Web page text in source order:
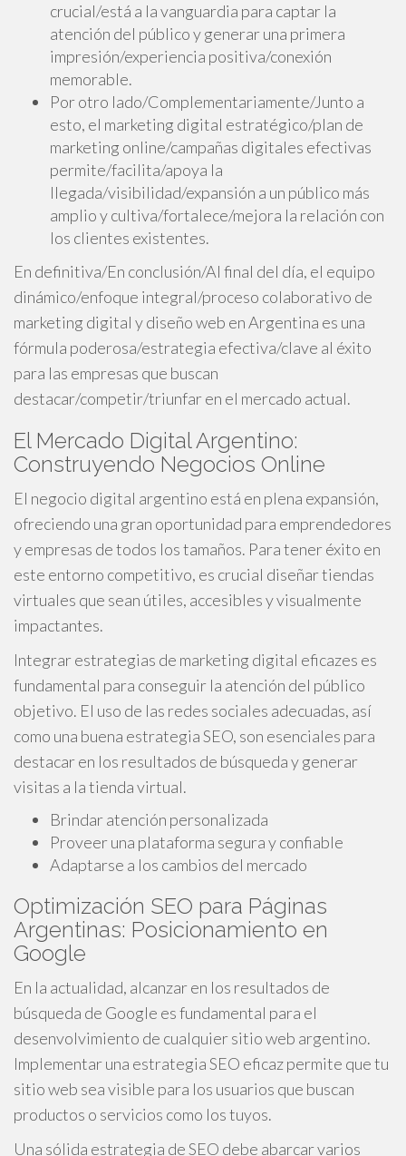
crucial/está a la vanguardia para captar la
atención del público y generar una primera
impresión/experiencia positiva/conexión
memorable.
Por otro lado/Complementariamente/Junto a
esto, el marketing digital estratégico/plan de
marketing online/campañas digitales efectivas
permite/facilita/apoya la
llegada/visibilidad/expansión a un público más
amplio y cultiva/fortalece/mejora la relación con
los clientes existentes.
En definitiva/En conclusión/Al final del día, el equipo
dinámico/enfoque integral/proceso colaborativo de
marketing digital y diseño web en Argentina es una
fórmula poderosa/estrategia efectiva/clave al éxito
para las empresas que buscan
destacar/competir/triunfar en el mercado actual.
El Mercado Digital Argentino:
Construyendo Negocios Online
El negocio digital argentino está en plena expansión,
ofreciendo una gran oportunidad para emprendedores
y empresas de todos los tamaños. Para tener éxito en
este entorno competitivo, es crucial diseñar tiendas
virtuales que sean útiles, accesibles y visualmente
impactantes.
Integrar estrategias de marketing digital eficazes es
fundamental para conseguir la atención del público
objetivo. El uso de las redes sociales adecuadas, así
como una buena estrategia SEO, son esenciales para
destacar en los resultados de búsqueda y generar
visitas a la tienda virtual.
Brindar atención personalizada
Proveer una plataforma segura y confiable
Adaptarse a los cambios del mercado
Optimización SEO para Páginas
Argentinas: Posicionamiento en
Google
En la actualidad, alcanzar en los resultados de
búsqueda de Google es fundamental para el
desenvolvimiento de cualquier sitio web argentino.
Implementar una estrategia SEO eficaz permite que tu
sitio web sea visible para los usuarios que buscan
productos o servicios como los tuyos.
Una sólida estrategia de SEO debe abarcar varios